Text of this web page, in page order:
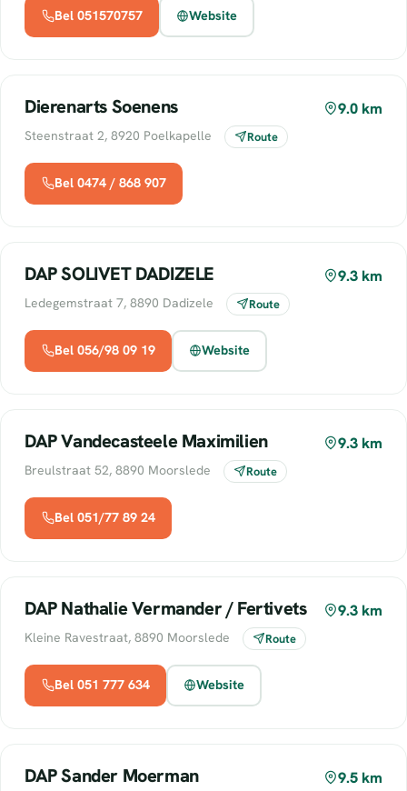
Bel 051570757 Website
Dierenarts Soenens 9.0 km
Steenstraat 2, 8920 Poelkapelle Route
Bel 0474 / 868 907
DAP SOLIVET DADIZELE 9.3 km
Ledegemstraat 7, 8890 Dadizele Route
Bel 056/98 09 19 Website
DAP Vandecasteele Maximilien 9.3 km
Breulstraat 52, 8890 Moorslede Route
Bel 051/77 89 24
DAP Nathalie Vermander / Fertivets 9.3 km
Kleine Ravestraat, 8890 Moorslede Route
Bel 051 777 634 Website
DAP Sander Moerman 9.5 km